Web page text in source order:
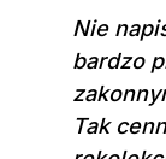
Nie
bardzo
Tak